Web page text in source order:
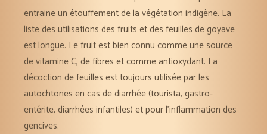
entraine un étouffement de la végétation indigène. La
liste des utilisations des fruits et des feuilles de goyave
est longue. Le fruit est bien connu comme une source
de vitamine C, de fibres et comme antioxydant. La
décoction de feuilles est toujours utilisée par les
autochtones en cas de diarrhée (tourista, gastro-
entérite, diarrhées infantiles) et pour l’inflammation des
gencives.